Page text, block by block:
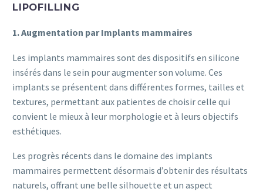
LIPOFILLING
1. Augmentation par Implants mammaires
Les implants mammaires sont des dispositifs en silicone
insérés dans le sein pour augmenter son volume. Ces
implants se présentent dans différentes formes, tailles et
textures, permettant aux patientes de choisir celle qui
convient le mieux à leur morphologie et à leurs objectifs
esthétiques.
Les progrès récents dans le domaine des implants
mammaires permettent désormais d’obtenir des résultats
naturels, offrant une belle silhouette et un aspect